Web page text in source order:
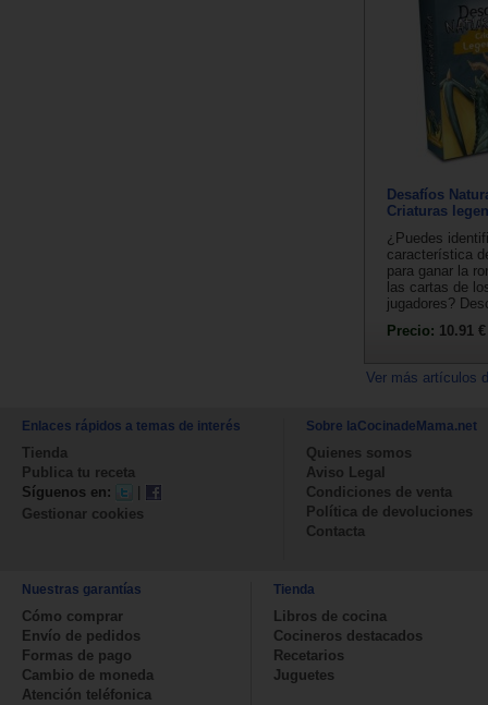
Desafíos
Criaturas
¿Puedes
característica
para ganar la
las cartas de
jugadores?
Precio: 10.91 €
Ver más artículos
Enlaces rápidos a temas de interés
Tienda
Publica tu receta
Síguenos en:
Gestionar cookies
Sobre laCocinadeMama.net
Quienes somos
Aviso Legal
Condiciones de venta
Política de devoluciones
Contacta
Nuestras garantías
Cómo comprar
Envío de pedidos
Formas de pago
Cambio de moneda
Atención teléfonica
Tienda
Libros de cocina
Cocineros destacados
Recetarios
Juguetes